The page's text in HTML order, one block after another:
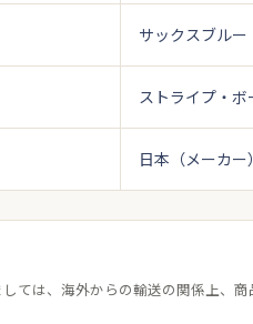
サックスブルー
ストライプ・ボ
日本（メーカー）
ては、海外からの輸送の関係上、